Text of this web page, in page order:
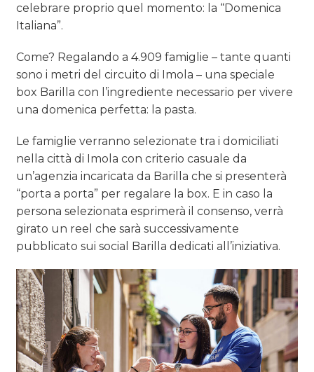
celebrare proprio quel momento: la “Domenica
Italiana”.
Come? Regalando a 4.909 famiglie – tante quanti
sono i metri del circuito di Imola – una speciale
box Barilla con l’ingrediente necessario per vivere
una domenica perfetta: la pasta.
Le famiglie verranno selezionate tra i domiciliati
nella città di Imola con criterio casuale da
un’agenzia incaricata da Barilla che si presenterà
“porta a porta” per regalare la box. E in caso la
persona selezionata esprimerà il consenso, verrà
girato un reel che sarà successivamente
pubblicato sui social Barilla dedicati all’iniziativa.